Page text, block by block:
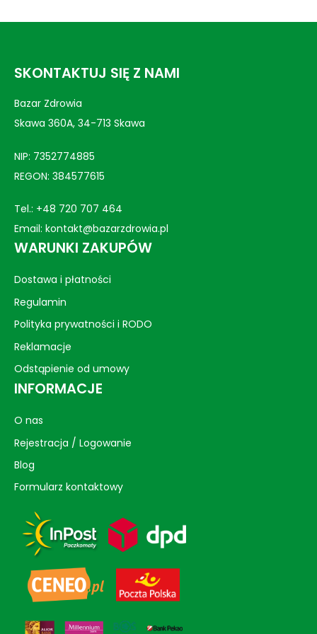
19,99 zł.14,99 zł. 4,99 zł.3,29 zł.
SKONTAKTUJ SIĘ Z NAMI
Bazar Zdrowia
Skawa 360A, 34-713 Skawa
NIP: 7352774885
REGON: 384577615
Tel.: +48 720 707 464
Email: kontakt@bazarzdrowia.pl
WARUNKI ZAKUPÓW
Dostawa i płatności
Regulamin
Polityka prywatności i RODO
Reklamacje
Odstąpienie od umowy
INFORMACJE
O nas
Rejestracja / Logowanie
Blog
Formularz kontaktowy